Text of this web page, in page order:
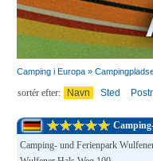
Camping i Europa »
sortér efter: Navn Sted
Camping- und Ferienpark